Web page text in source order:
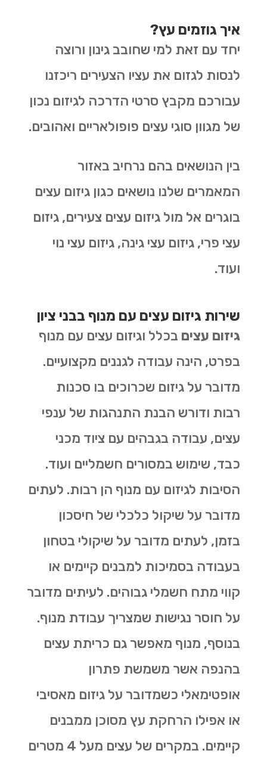
איך גוזמים עץ?
יחד עם זאת למי שחובב גינון ורוצה
לנסות לגזום את עציו הצעירים ריכזנו
עבורכם מקבץ סרטי הדרכה לגיזום נכון
של מגוון סוגי עצים פופולאריים ואהובים.
בין הנושאים בהם נרחיב באזור
המאמרים שלנו נושאים כגון גיזום עצים
בוגרים אל מול גיזום עצים צעירים, גיזום
עצי פרי, גיזום עצי גינה, גיזום עצי נוי
ועוד.
שירות גיזום עצים עם מנוף בבני ציון
גיזום עצים בכלל וגיזום עצים עם מנוף
בפרט, הינה עבודה לגננים מקצועיים.
מדובר על גיזום שכרוכים בו סכנות
רבות ודורש הבנת התנהגות של ענפי
עצים, עבודה בגבהים עם ציוד מכני
כבד, שימוש במסורים חשמליים ועוד.
הסיבות לגיזום עם מנוף הן רבות. לעתים
מדובר על שיקול כלכלי של חיסכון
בזמן, לעתים מדובר על שיקולי בטחון
בעבודה בסמיכות למבנים קיימים או
קווי מתח חשמלי גבוהים. לעיתים מדובר
על חוסר נגישות שמצריך עבודת מנוף.
בנוסף, מנוף מאפשר גם כריתת עצים
בהנפה אשר משמשת פתרון
אופטימאלי כשמדובר על גיזום מאסיבי
או אפילו הרחקת עץ מסוכן ממבנים
קיימים. במקרים של עצים מעל 4 מטרים